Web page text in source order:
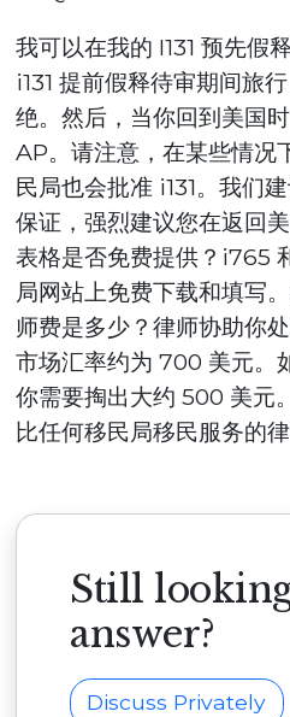
我可以在我的 I131 预先假
i131 提前假释待审期间旅
绝。然后，当你回到美国
AP。请注意，在某些情况
民局也会批准 i131。我们
保证，强烈建议您在返回
表格是否免费提供？i765
局网站上免费下载和填写
师费是多少？律师协助你
市场汇率约为 700 美元。
你需要掏出大约 500 美元
比任何移民局移民服务的律
Still
answer?
Discuss Privately